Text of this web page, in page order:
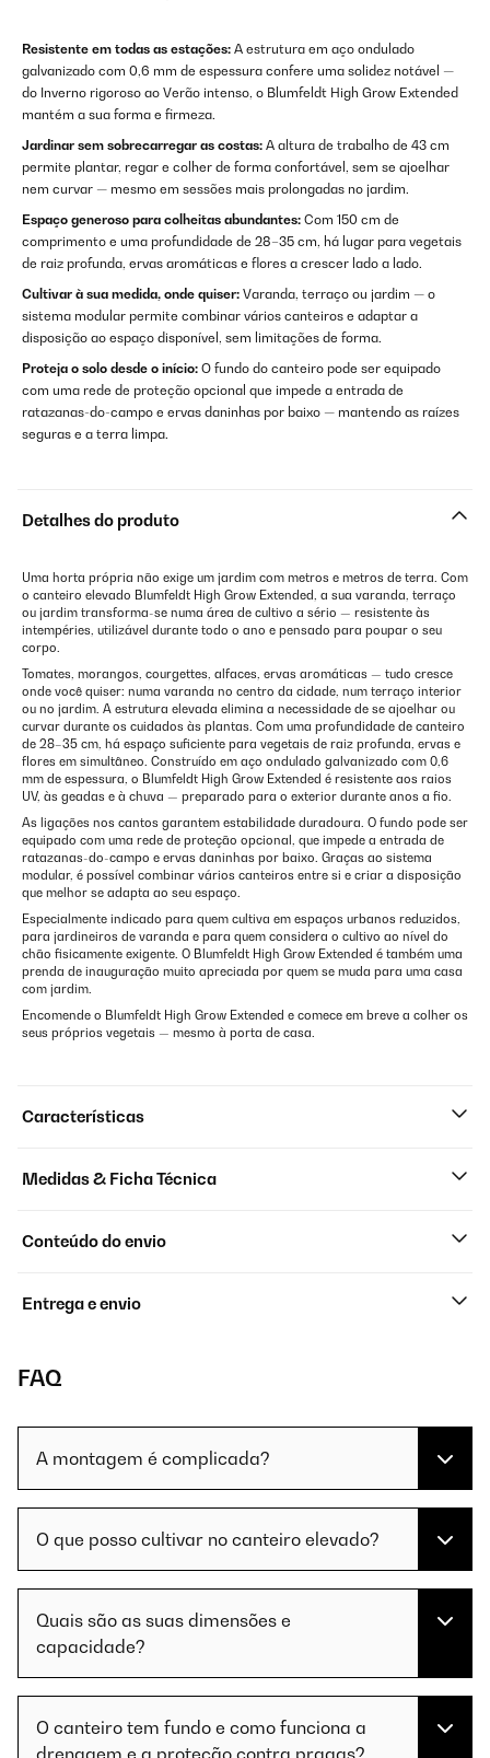
Resistente em todas as estações: A estrutura em aço ondulado
galvanizado com 0,6 mm de espessura confere uma solidez notável —
do Inverno rigoroso ao Verão intenso, o Blumfeldt High Grow Extended
mantém a sua forma e firmeza.
Jardinar sem sobrecarregar as costas: A altura de trabalho de 43 cm
permite plantar, regar e colher de forma confortável, sem se ajoelhar
nem curvar — mesmo em sessões mais prolongadas no jardim.
Espaço generoso para colheitas abundantes: Com 150 cm de
comprimento e uma profundidade de 28–35 cm, há lugar para vegetais
de raiz profunda, ervas aromáticas e flores a crescer lado a lado.
Cultivar à sua medida, onde quiser: Varanda, terraço ou jardim — o
sistema modular permite combinar vários canteiros e adaptar a
disposição ao espaço disponível, sem limitações de forma.
Proteja o solo desde o início: O fundo do canteiro pode ser equipado
com uma rede de proteção opcional que impede a entrada de
ratazanas-do-campo e ervas daninhas por baixo — mantendo as raízes
seguras e a terra limpa.
Detalhes do produto
Uma horta própria não exige um jardim com metros e metros de terra. Com
o canteiro elevado Blumfeldt High Grow Extended, a sua varanda, terraço
ou jardim transforma-se numa área de cultivo a sério — resistente às
intempéries, utilizável durante todo o ano e pensado para poupar o seu
corpo.
Tomates, morangos, courgettes, alfaces, ervas aromáticas — tudo cresce
onde você quiser: numa varanda no centro da cidade, num terraço interior
ou no jardim. A estrutura elevada elimina a necessidade de se ajoelhar ou
curvar durante os cuidados às plantas. Com uma profundidade de canteiro
de 28–35 cm, há espaço suficiente para vegetais de raiz profunda, ervas e
flores em simultâneo. Construído em aço ondulado galvanizado com 0,6
mm de espessura, o Blumfeldt High Grow Extended é resistente aos raios
UV, às geadas e à chuva — preparado para o exterior durante anos a fio.
As ligações nos cantos garantem estabilidade duradoura. O fundo pode ser
equipado com uma rede de proteção opcional, que impede a entrada de
ratazanas-do-campo e ervas daninhas por baixo. Graças ao sistema
modular, é possível combinar vários canteiros entre si e criar a disposição
que melhor se adapta ao seu espaço.
Especialmente indicado para quem cultiva em espaços urbanos reduzidos,
para jardineiros de varanda e para quem considera o cultivo ao nível do
chão fisicamente exigente. O Blumfeldt High Grow Extended é também uma
prenda de inauguração muito apreciada por quem se muda para uma casa
com jardim.
Encomende o Blumfeldt High Grow Extended e comece em breve a colher os
seus próprios vegetais — mesmo à porta de casa.
Características
Medidas & Ficha Técnica
Conteúdo do envio
Entrega e envio
FAQ
A montagem é complicada?
O que posso cultivar no canteiro elevado?
Quais são as suas dimensões e
capacidade?
O canteiro tem fundo e como funciona a
drenagem e a proteção contra pragas?